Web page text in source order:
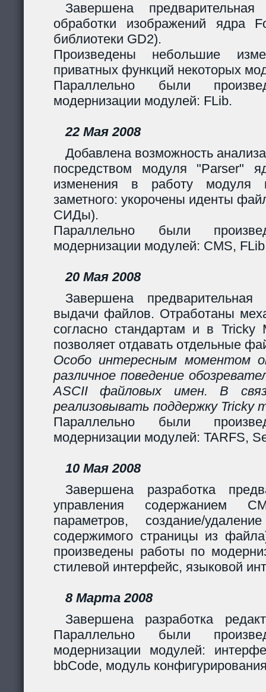
Завершена
обработки изображений ядра
библиотеки GD2).
Произведены небольшие
приватных функций некоторых
Параллельно были
модернизации модулей: FLib.
22 Мая 2008
Добавлена возможность
посредством модуля "Parser"
изменения в работу модуля
заметного: укорочены иденты
СИДы).
Параллельно были
модернизации модулей: CMS,
20 Мая 2008
Завершена предварительная
выдачи файлов. Отработаны
согласно стандартам и в Tricky
позволяет отдавать отдельные
Особо интересным моментом
различное поведение
ASCII файловых имен. В
реализовывать поддержку Tricky
Параллельно были
модернизации модулей: TARFS,
10 Мая 2008
Завершена разработка
управления содержанием
параметров, создание/
содержимого страницы из
произведены работы по
стилевой интерфейс, языковой
8 Марта 2008
Завершена разработка
Параллельно были
модернизации модулей:
bbCode, модуль